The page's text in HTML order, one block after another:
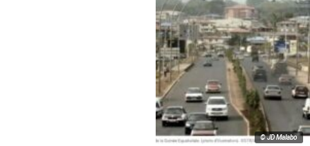
© JD Malabo